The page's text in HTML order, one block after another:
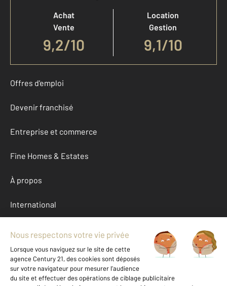
Achat
Vente
9,2/10
Location
Gestion
9,1/10
Offres d'emploi
Devenir franchisé
Entreprise et commerce
Fine Homes & Estates
À propos
International
Mentions légales & CGU et Barèmes d'honoraires